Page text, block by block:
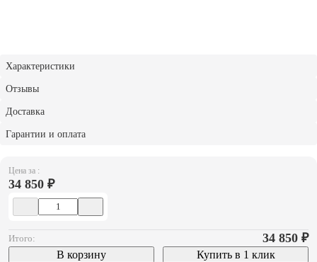
Цена за :
34 850 ₽
Итого: 34 850 ₽
В корзину Купить в 1 клик
Характеристики
Отзывы
Доставка
Гарантии и оплата